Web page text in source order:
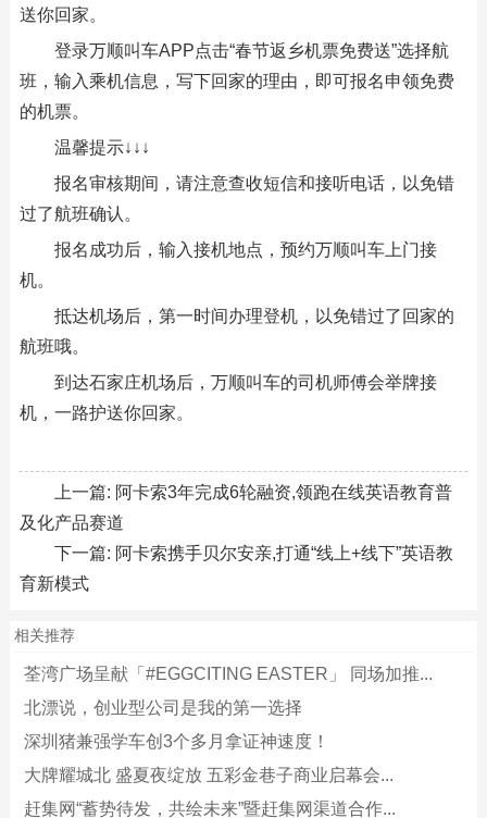
送你回家。
登录万顺叫车APP点击“春节返乡机票免费送”选择航
班，输入乘机信息，写下回家的理由，即可报名申领免费
的机票。
温馨提示↓↓↓
报名审核期间，请注意查收短信和接听电话，以免错
过了航班确认。
报名成功后，输入接机地点，预约万顺叫车上门接
机。
抵达机场后，第一时间办理登机，以免错过了回家的
航班哦。
到达石家庄机场后，万顺叫车的司机师傅会举牌接
机，一路护送你回家。
上一篇: 阿卡索3年完成6轮融资,领跑在线英语教育普
及化产品赛道
下一篇: 阿卡索携手贝尔安亲,打通“线上+线下”英语教
育新模式
相关推荐
荃湾广场呈献「#EGGCITING EASTER」 同场加推...
北漂说，创业型公司是我的第一选择
深圳猪兼强学车创3个多月拿证神速度！
大牌耀城北 盛夏夜绽放 五彩金巷子商业启幕会...
赶集网“蓄势待发，共绘未来”暨赶集网渠道合作...